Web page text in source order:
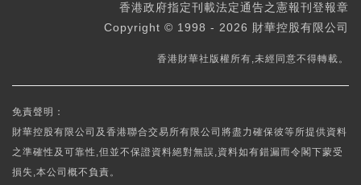
香港政府指定刊載法定通告之憲報刊登報章
Copyright © 1998 - 2026 財華控股有限公司
香港財華社版權所有,未經同意不得轉載。
免責聲明：
財華控股有限公司及香港聯合交易所有限公司將盡力確保彼等所提供資料
之準確性及可靠性,但並不保證資料絕對無誤,資料如有錯漏而令閣下蒙受
損失,本公司概不負責。